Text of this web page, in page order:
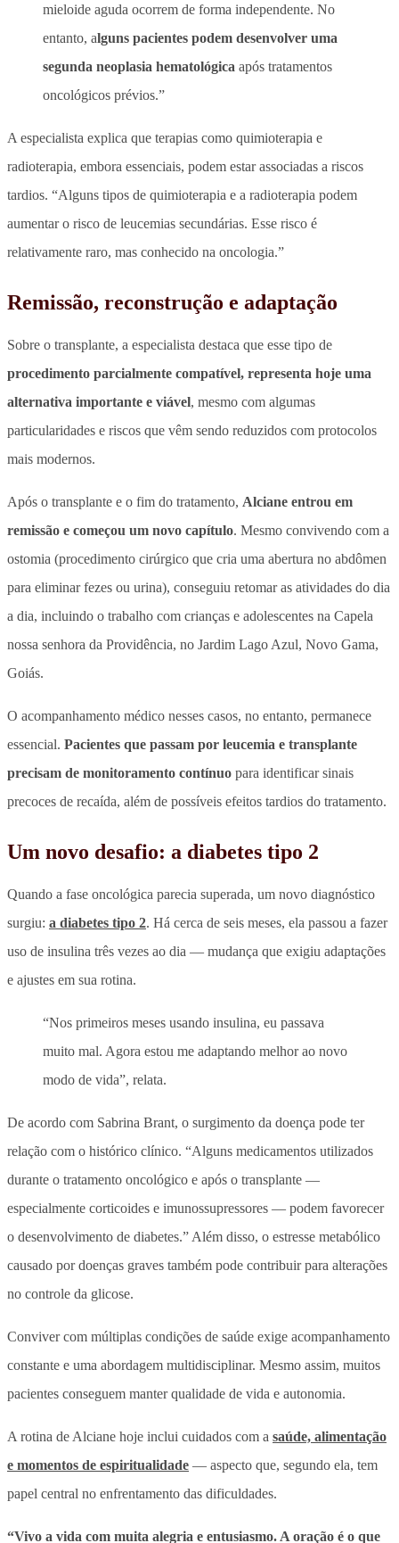
mieloide aguda ocorrem de forma independente. No
entanto, alguns pacientes podem desenvolver uma
segunda neoplasia hematológica após tratamentos
oncológicos prévios.”
A especialista explica que terapias como quimioterapia e
radioterapia, embora essenciais, podem estar associadas a riscos
tardios. “Alguns tipos de quimioterapia e a radioterapia podem
aumentar o risco de leucemias secundárias. Esse risco é
relativamente raro, mas conhecido na oncologia.”
Remissão, reconstrução e adaptação
Sobre o transplante, a especialista destaca que esse tipo de
procedimento parcialmente compatível, representa hoje uma
alternativa importante e viável, mesmo com algumas
particularidades e riscos que vêm sendo reduzidos com protocolos
mais modernos.
Após o transplante e o fim do tratamento, Alciane entrou em
remissão e começou um novo capítulo. Mesmo convivendo com a
ostomia (procedimento cirúrgico que cria uma abertura no abdômen
para eliminar fezes ou urina), conseguiu retomar as atividades do dia
a dia, incluindo o trabalho com crianças e adolescentes na Capela
nossa senhora da Providência, no Jardim Lago Azul, Novo Gama,
Goiás.
O acompanhamento médico nesses casos, no entanto, permanece
essencial. Pacientes que passam por leucemia e transplante
precisam de monitoramento contínuo para identificar sinais
precoces de recaída, além de possíveis efeitos tardios do tratamento.
Um novo desafio: a diabetes tipo 2
Quando a fase oncológica parecia superada, um novo diagnóstico
surgiu: a diabetes tipo 2. Há cerca de seis meses, ela passou a fazer
uso de insulina três vezes ao dia — mudança que exigiu adaptações
e ajustes em sua rotina.
“Nos primeiros meses usando insulina, eu passava
muito mal. Agora estou me adaptando melhor ao novo
modo de vida”, relata.
De acordo com Sabrina Brant, o surgimento da doença pode ter
relação com o histórico clínico. “Alguns medicamentos utilizados
durante o tratamento oncológico e após o transplante —
especialmente corticoides e imunossupressores — podem favorecer
o desenvolvimento de diabetes.” Além disso, o estresse metabólico
causado por doenças graves também pode contribuir para alterações
no controle da glicose.
Conviver com múltiplas condições de saúde exige acompanhamento
constante e uma abordagem multidisciplinar. Mesmo assim, muitos
pacientes conseguem manter qualidade de vida e autonomia.
A rotina de Alciane hoje inclui cuidados com a saúde, alimentação
e momentos de espiritualidade — aspecto que, segundo ela, tem
papel central no enfrentamento das dificuldades.
“Vivo a vida com muita alegria e entusiasmo. A oração é o que